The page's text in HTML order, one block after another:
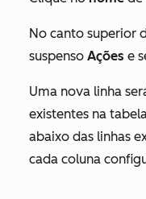
No canto superior
suspenso Ações e
Uma nova linha
existentes na
abaixo das linhas
cada coluna